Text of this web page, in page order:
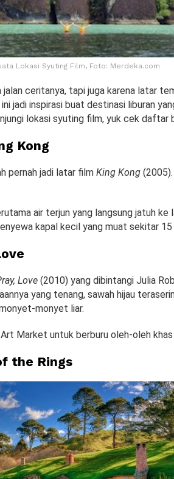
Lokasi Syuting Film, Foto: Merdeka.com
jalan ceritanya, tapi juga karena latar
jadi inspirasi buat destinasi liburan
lokasi syuting film, yuk cek daftar
Kong
pernah jadi latar film King Kong
air terjun yang langsung jatuh ke
kapal kecil yang muat sekitar 15
Love (2010) yang dibintangi Julia
yang tenang, sawah hijau
monyet liar.
Market untuk berburu oleh-oleh khas
the Rings